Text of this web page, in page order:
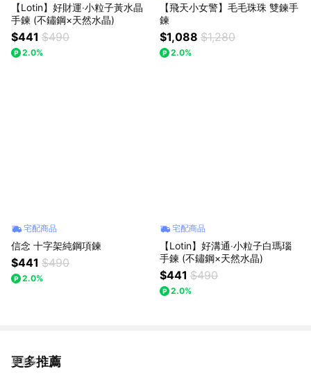
【Lotin】好財運‧小粒子黃水晶
手鍊 (不鏽鋼×天然水晶)
$441 $490
2.0%
【飛天小女警】毛毛珠珠 雙鍊手
鍊
$1,088 $1,280
2.0%
宅配商品
信念 十字架純鋼項鍊
$441 $490
2.0%
宅配商品
【Lotin】好溝通‧小粒子白瑪瑙
手鍊 (不鏽鋼×天然水晶)
$441 $490
2.0%
更多推薦
看更多